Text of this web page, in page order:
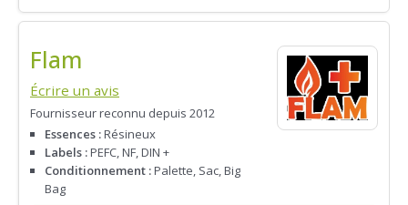
Flam
Écrire un avis
Fournisseur reconnu depuis 2012
Essences :Résineux
Labels :PEFC, NF, DIN +
Conditionnement :Palette, Sac, Big
Bag